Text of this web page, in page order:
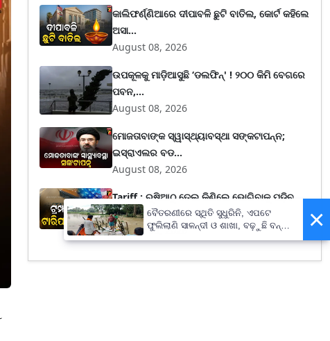
କାଲିଫର୍ଣ୍ଣିଆରେ ଦୀପାବଳି ଛୁଟି ବାତିଲ, କୋର୍ଟ କହିଲେ
ଅସା...
August 08, 2026
ଉପକୂଳକୁ ମାଡ଼ିଆସୁଛି ‘ଡଲଫିନ୍' ! ୨୦୦ କିମି ବେଗରେ
ପବନ,...
August 08, 2026
ମୋଜତାବାଙ୍କ ସ୍ୱାସ୍ଥ୍ୟାବସ୍ଥା ସଙ୍କଟାପନ୍ନ;
ଇସ୍ରାଏଲର ବଡ...
August 08, 2026
Tariff : ରୁଷିଆଠୁ ତେଲ କିଣିଲେ ଭୋଗିବାକୁ ପଡ଼ିବ
ଭାରି ଦଣ...
August 08, 2026
×
ବୈତରଣୀରେ ସ୍ଥିତି ସୁଧୁରିନି, ଏପଟେ
ଫୁଲିଲାଣି ସାଳନ୍ଦୀ ଓ ଶାଖା, ବଢ଼ୁଛି ବନ୍ୟା
ଭୟ